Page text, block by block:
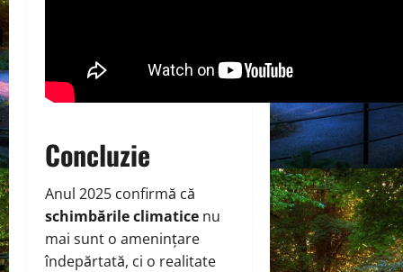
Concluzie
Anul 2025 confirmă că
schimbările climatice nu
mai sunt o amenințare
îndepărtată, ci o realitate